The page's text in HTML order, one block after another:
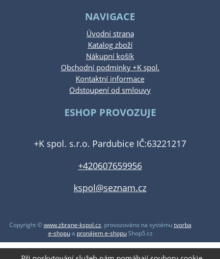
NAVIGACE
Úvodní strana
Katalog zboží
Nákupní košík
Obchodní podmínky +K spol.
Kontaktní informace
Odstoupení od smlouvy
ESHOP PROVOZUJE
+K spol. s.r.o. Pardubice IČ:63221217
+420607659956
kspol@seznam.cz
Copyright ©www.zbrane-kspol.cz, provozováno na systémutvorba
e-shopua pronájem e-shopuShop5.cz